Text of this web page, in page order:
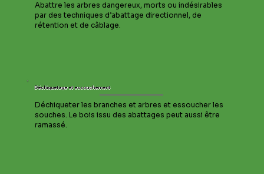
Abattre les arbres dangereux, morts ou indésirables
par des techniques d’abattage directionnel, de
rétention et de câblage.
Déchiquetage et essouchement
Déchiqueter les branches et arbres et essoucher les
souches. Le bois issu des abattages peut aussi être
ramassé.